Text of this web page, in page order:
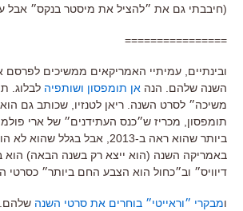
(חיבבתי גם את ״להציל את מיסטר בנקס״ אבל
================
ובינתיים, עמיתיי האמריקאים ממשיכים
השנה שלהם. הנה אן תומפסון ושותפיה לבלוג.
משיכה״ לסרט השנה. ריאן לטנזיו, שכותב גם
תומפסון, מכריז ש״כנס העתידנים״ של ארי
ביותר שהוא ראה ב-2013, אבל בגלל
באמריקה השנה (הוא ייצא רק בשנה הבאה) הוא
דיוויס״ וב״כחול הוא הצבע החם ביותר״ כסרטי
ומבקרי ״וראייטי״ בוחרים את סרטי השנה שלהם.